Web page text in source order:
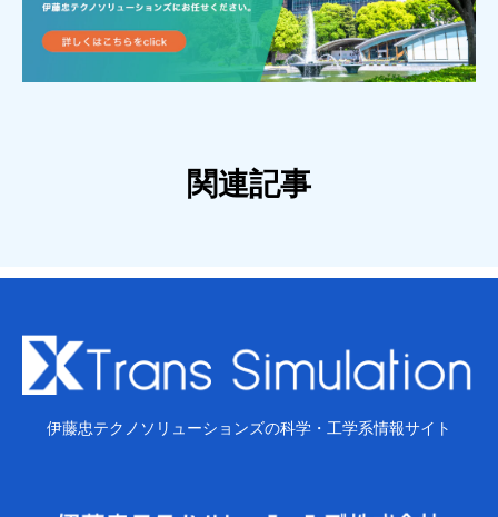
関連記事
伊藤忠テクノソリューションズの科学・工学系情報サイト